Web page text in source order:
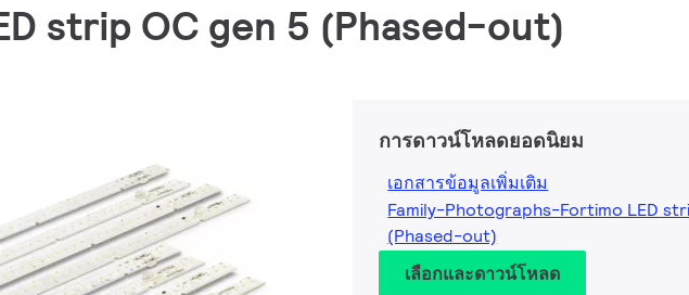
strip OC gen 5 (Phased-out)
การดาวน์โหลดยอดนิยม
เอกสารข้อมูลเพิ่มเติม
Family-Photographs-Fortimo LED
(Phased-out)
เลือกและดาวน์โหลด